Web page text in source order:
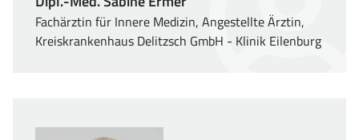
Fachärztin für Innere Medizin, Angestellte Ärztin,
Kreiskrankenhaus Delitzsch GmbH - Klinik Eilenburg